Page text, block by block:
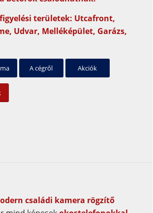
területek: Utcafront,
Udvar, Melléképület, Garázs,
A cégről Akciók
családi kamera rögzítő